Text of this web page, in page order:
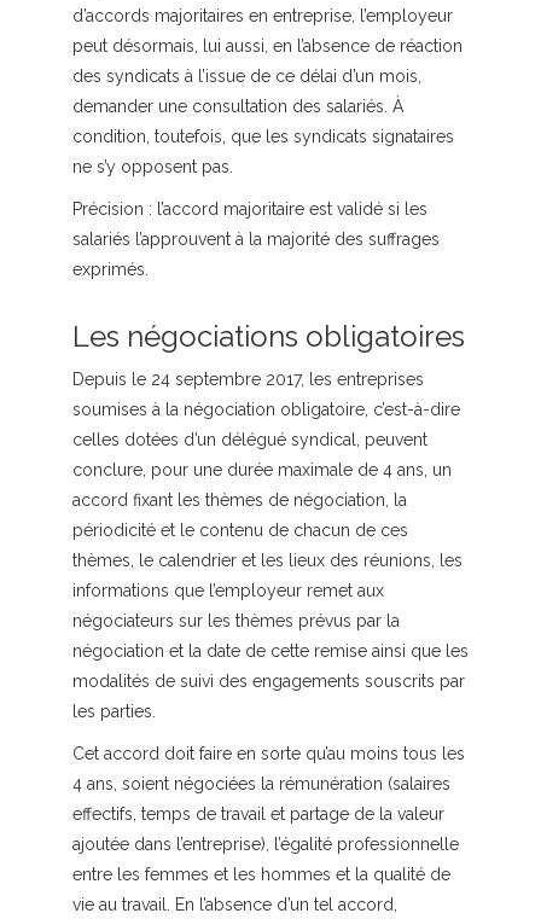
d’accords majoritaires en entreprise, l’employeur
peut désormais, lui aussi, en l’absence de réaction
des syndicats à l’issue de ce délai d’un mois,
demander une consultation des salariés. À
condition, toutefois, que les syndicats signataires
ne s’y opposent pas.
Précision : l’accord majoritaire est validé si les
salariés l’approuvent à la majorité des suffrages
exprimés.
Les négociations obligatoires
Depuis le 24 septembre 2017, les entreprises
soumises à la négociation obligatoire, c’est-à-dire
celles dotées d’un délégué syndical, peuvent
conclure, pour une durée maximale de 4 ans, un
accord fixant les thèmes de négociation, la
périodicité et le contenu de chacun de ces
thèmes, le calendrier et les lieux des réunions, les
informations que l’employeur remet aux
négociateurs sur les thèmes prévus par la
négociation et la date de cette remise ainsi que les
modalités de suivi des engagements souscrits par
les parties.
Cet accord doit faire en sorte qu’au moins tous les
4 ans, soient négociées la rémunération (salaires
effectifs, temps de travail et partage de la valeur
ajoutée dans l’entreprise), l’égalité professionnelle
entre les femmes et les hommes et la qualité de
vie au travail. En l’absence d’un tel accord,